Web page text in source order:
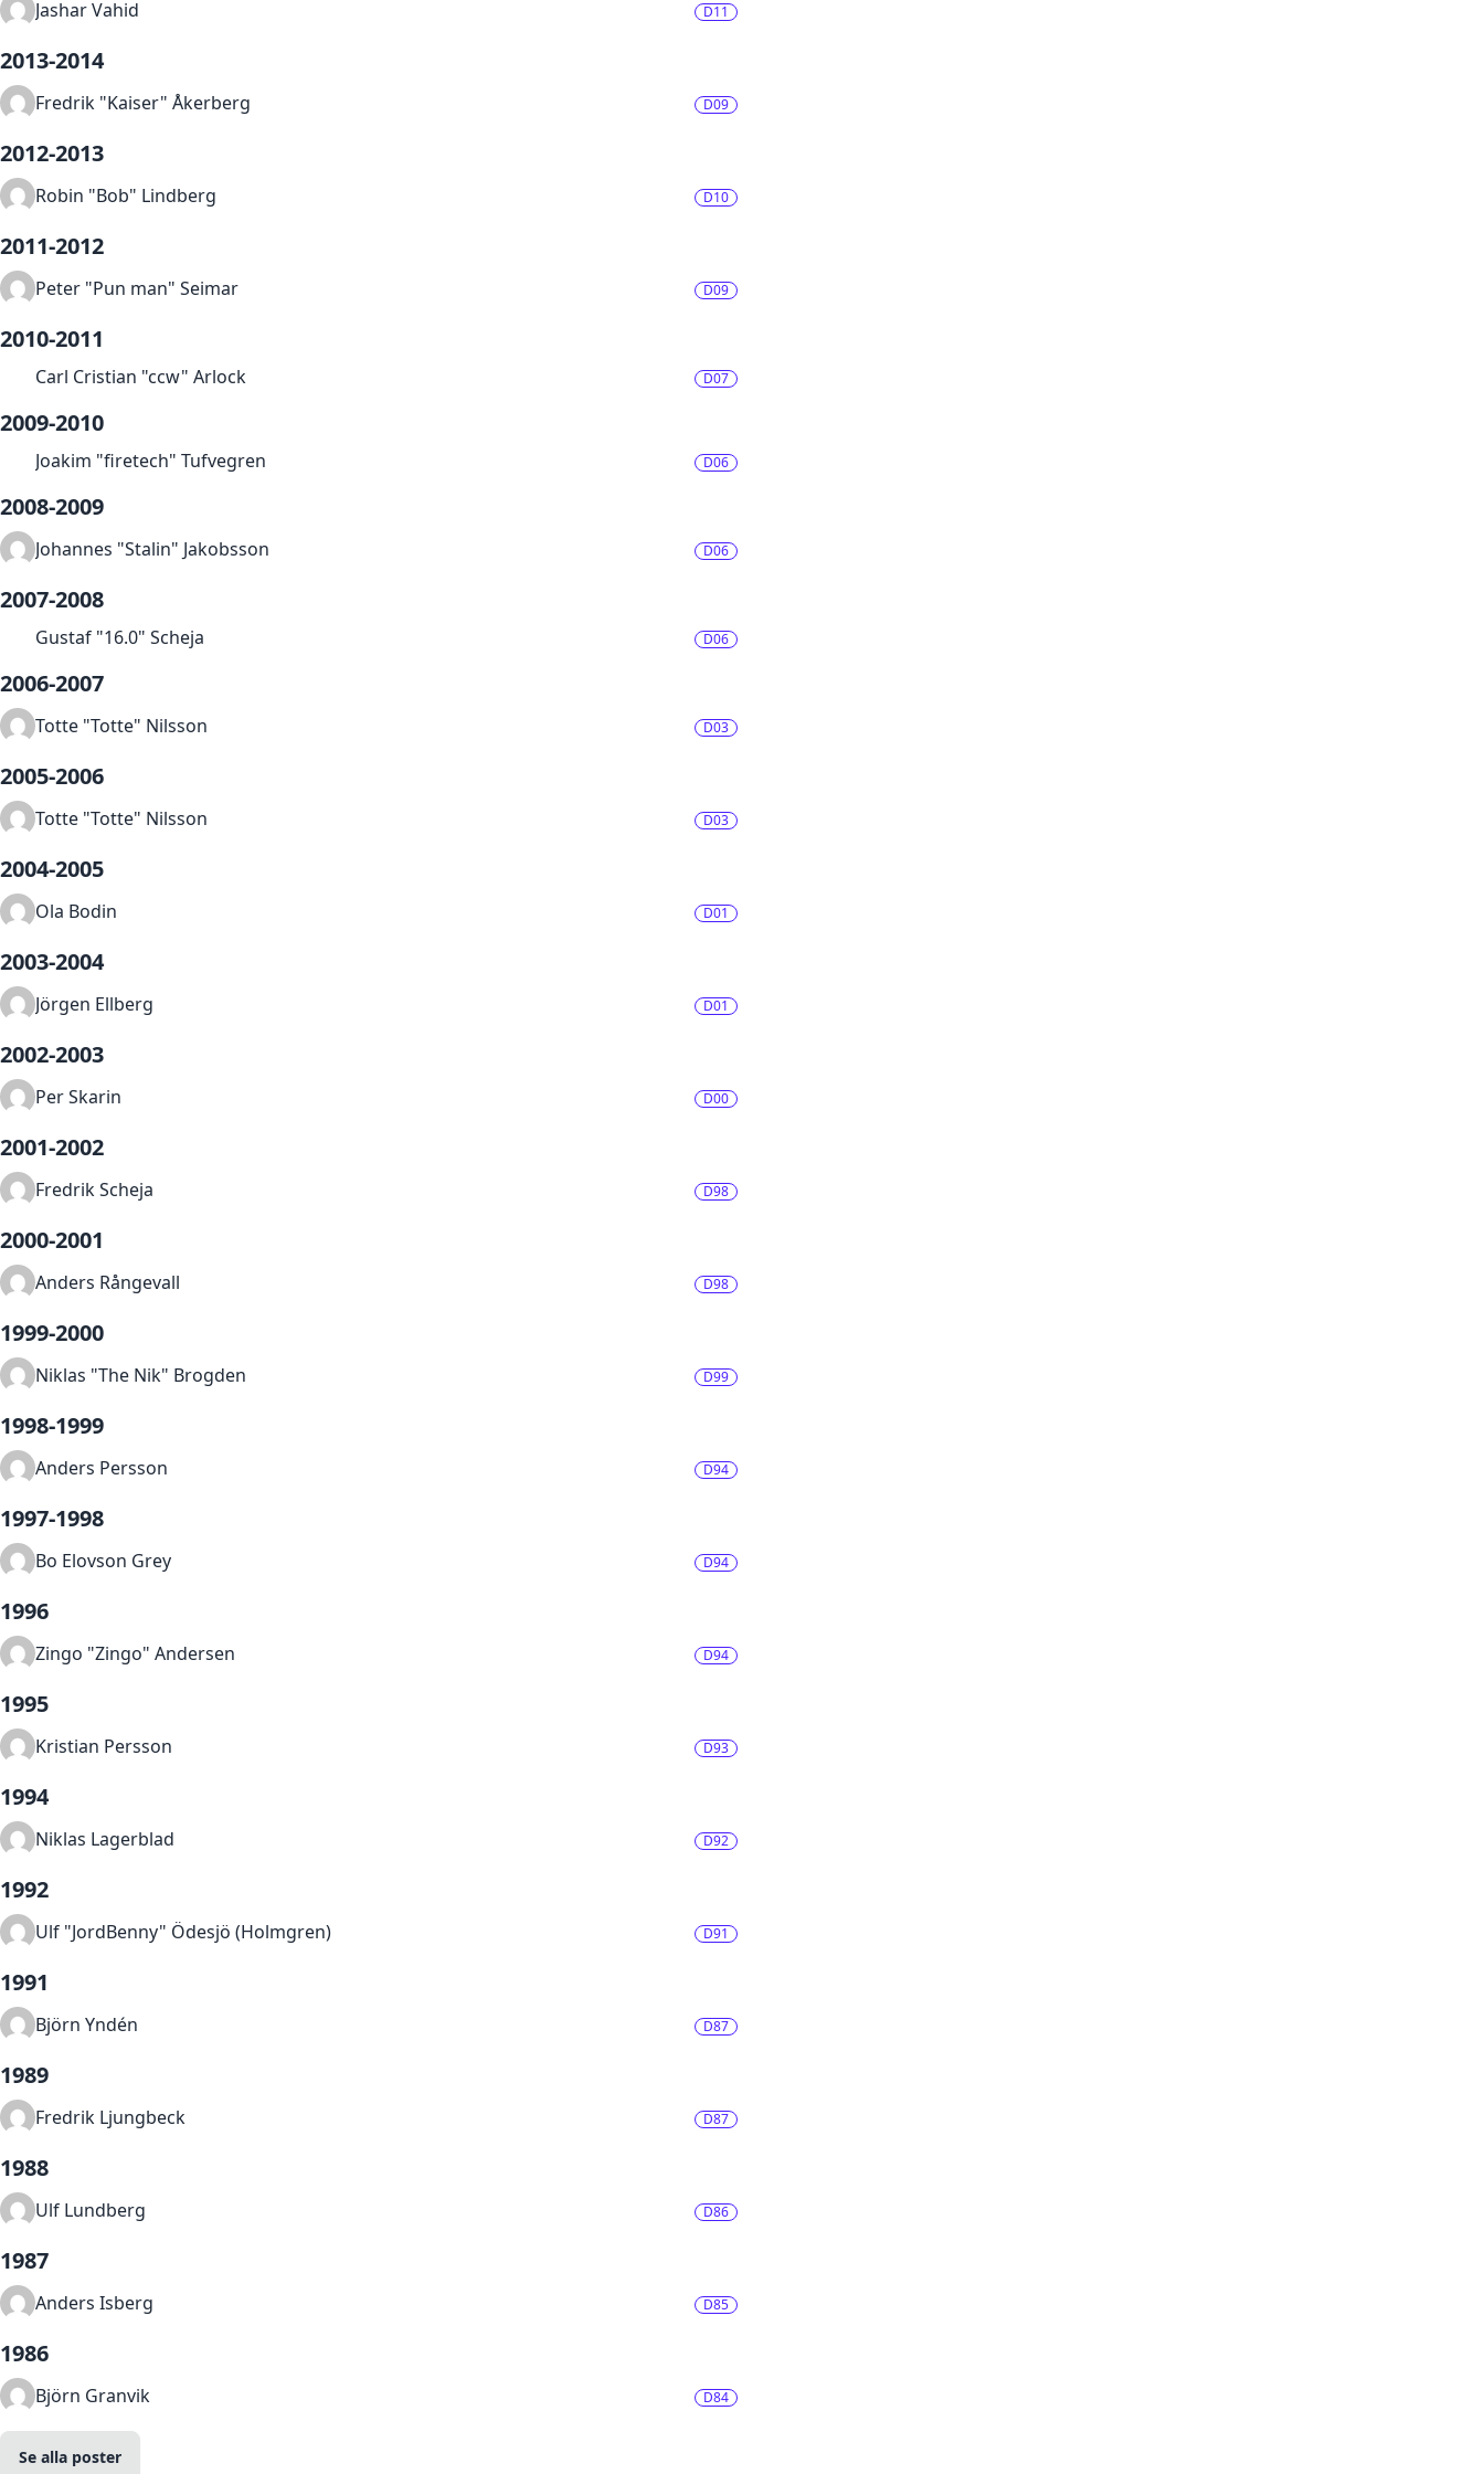
Jashar Vahid D11
2013-2014
Fredrik "Kaiser" Åkerberg D09
2012-2013
Robin "Bob" Lindberg D10
2011-2012
Peter "Pun man" Seimar D09
2010-2011
Carl Cristian "ccw" Arlock D07
2009-2010
Joakim "firetech" Tufvegren D06
2008-2009
Johannes "Stalin" Jakobsson D06
2007-2008
Gustaf "16.0" Scheja D06
2006-2007
Totte "Totte" Nilsson D03
2005-2006
Totte "Totte" Nilsson D03
2004-2005
Ola Bodin D01
2003-2004
Jörgen Ellberg D01
2002-2003
Per Skarin D00
2001-2002
Fredrik Scheja D98
2000-2001
Anders Rångevall D98
1999-2000
Niklas "The Nik" Brogden D99
1998-1999
Anders Persson D94
1997-1998
Bo Elovson Grey D94
1996
Zingo "Zingo" Andersen D94
1995
Kristian Persson D93
1994
Niklas Lagerblad D92
1992
Ulf "JordBenny" Ödesjö (Holmgren) D91
1991
Björn Yndén D87
1989
Fredrik Ljungbeck D87
1988
Ulf Lundberg D86
1987
Anders Isberg D85
1986
Björn Granvik D84
Se alla poster